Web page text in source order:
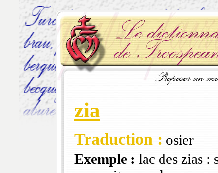
zia
Traduction : osier
Exemple : lac des zias :